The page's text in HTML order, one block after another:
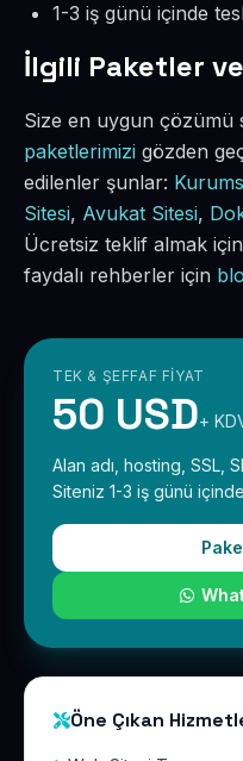
1-3 iş günü içinde
İlgili Paketler
Size en uygun çözümü
paketlerimizi gözden
edilenler şunlar:
Sitesi, Avukat Sitesi,
Ücretsiz teklif almak için
faydalı rehberler için
TEK & ŞEFFAF FIYAT
50 USD+
Alan adı, hosting, SSL,
Siteniz 1-3 iş günü
Öne Çıkan